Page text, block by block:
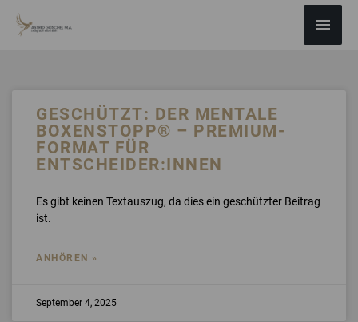
INHALT
GESCHÜTZT: DER MENTALE
BOXENSTOPP® – PREMIUM-
FORMAT FÜR
ENTSCHEIDER:INNEN
Es gibt keinen Textauszug, da dies ein geschützter Beitrag
ist.
ANHÖREN »
September 4, 2025